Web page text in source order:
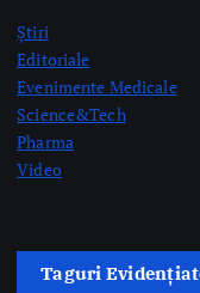
Sănătatea Press Group
Trimite email
Știri
Editoriale